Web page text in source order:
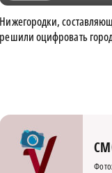
Нижегородки,
решили оцифровать